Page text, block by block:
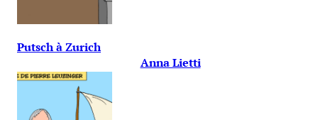
Putsch à Zurich
Anna Lietti